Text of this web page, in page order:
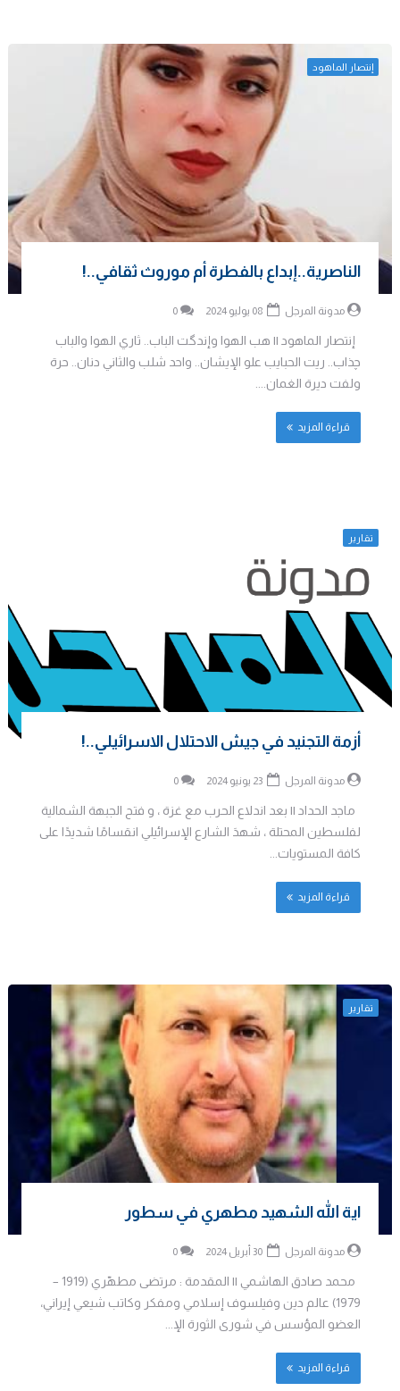
إنتصار الماهود
الناصرية..إبداع بالفطرة أم موروث ثقافي..!
مدونة المرجل 0
إنتصار الماهود || هب الهوا وإندگت الباب.. ثاري الهوا والباب
چذاب.. ريت الحبايب علو الإيشان.. واحد شلب والثاني دنان.. حرة
ولفت ديرة الغمان....
قراءة المزيد
تقارير
أزمة التجنيد في جيش الاحتلال الاسرائيلي..!
مدونة المرجل 0
ماجد الحداد || بعد اندلاع الحرب مع غزة ، و فتح الجبهة الشمالية
لفلسطين المحتلة ، شهدَ الشارع الإسرائيلي انقسامًا شديدًا على
كافة المستويات...
قراءة المزيد
تقارير
اية الله الشهيد مطهري في سطور
مدونة المرجل 0
محمد صادق الهاشمي || المقدمة : مرتضى مطهّري (1919 –
1979) عالم دين وفيلسوف إسلامي ومفكر وكاتب شيعي إيراني،
العضو المؤسس في شورى الثورة الإ...
قراءة المزيد